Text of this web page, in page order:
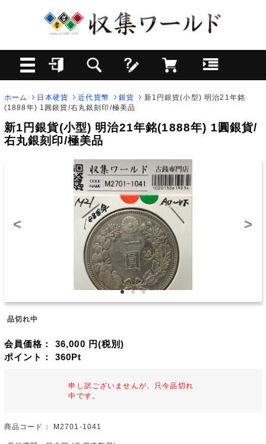
ホーム 日本硬貨 近代貨幣 銀貨
新1円銀貨(小型) 明治21年銘
(1888年) 1圓銀貨/右丸銀刻印/極美品
新1円銀貨(小型) 明治21年銘(1888年) 1圓銀貨/
右丸銀刻印/極美品
< >
品切れ中
会員価格： 36,000 円(税別)
ポイント： 360Pt
申し訳ございませんが、只今品切れ
中です。
商品コード： M2701-1041